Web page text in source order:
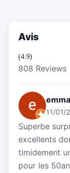
Avis
(4.9)
808 Reviews
11/01/
Superbe
excellents
timidement
pour les